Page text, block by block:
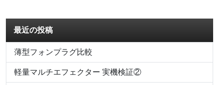
最近の投稿
薄型フォンプラグ比較
軽量マルチエフェクター 実機検証②